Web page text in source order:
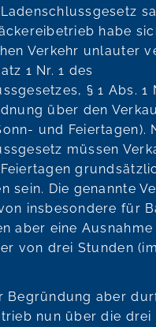
habe
Verkehr unlauter
1 Nr. 1 des
§ 1 Abs. 1
über den
und Feiertagen).
müssen
sein. Die genannte
insbesondere für
aber eine
von drei Stunden
Begründung aber
nun über die drei